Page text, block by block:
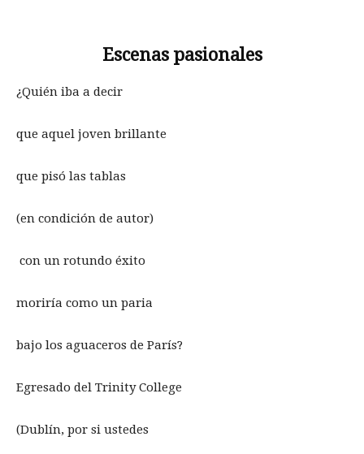
Escenas pasionales
¿Quién iba a decir
que aquel joven brillante
que pisó las tablas
(en condición de autor)
con un rotundo éxito
moriría como un paria
bajo los aguaceros de París?
Egresado del Trinity College
(Dublín, por si ustedes